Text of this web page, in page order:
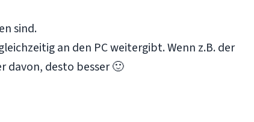
sind.
an den PC weitergibt. Wenn z.B. der
davon, desto besser 🙂